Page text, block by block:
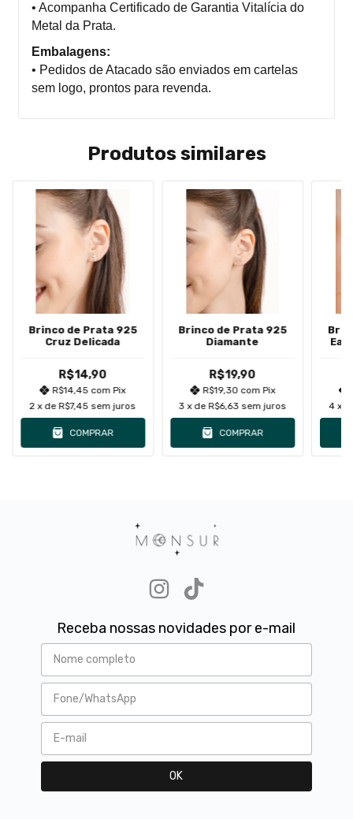
• Acompanha Certificado de Garantia Vitalícia do
Metal da Prata.
Embalagens:
• Pedidos de Atacado são enviados em cartelas
sem logo, prontos para revenda.
Produtos similares
Brinco de Prata 925
Cruz Delicada
R$14,90
R$14,45 com Pix
2 x deR$7,45 sem juros
COMPRAR
Brinco de Prata 925
Diamante
R$19,90
R$19,30 com Pix
3 x deR$6,63 sem juros
COMPRAR
Ear
4 x
Receba nossas novidades por e-mail